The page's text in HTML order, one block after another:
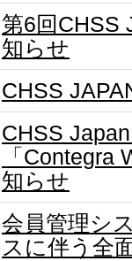
第6回CHSS
知らせ
CHSS
CHSS
「Contegra
知らせ
会員管理シ
スに伴う全